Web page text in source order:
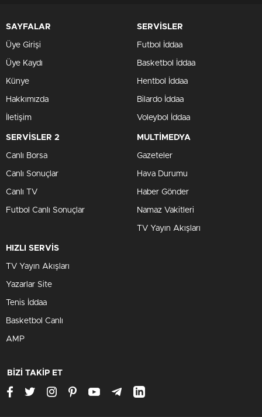
SAYFALAR
Üye Girişi
Üye Kaydı
Künye
Hakkımızda
İletişim
SERVİSLER
Futbol İddaa
Basketbol İddaa
Hentbol İddaa
Bilardo İddaa
Voleybol İddaa
SERVİSLER 2
Canlı Borsa
Canlı Sonuçlar
Canlı TV
Futbol Canlı Sonuçlar
MULTİMEDYA
Gazeteler
Hava Durumu
Haber Gönder
Namaz Vakitleri
TV Yayın Akışları
HIZLI SERVİS
TV Yayın Akışları
Yazarlar Site
Tenis İddaa
Basketbol Canlı
AMP
BİZİ TAKİP ET